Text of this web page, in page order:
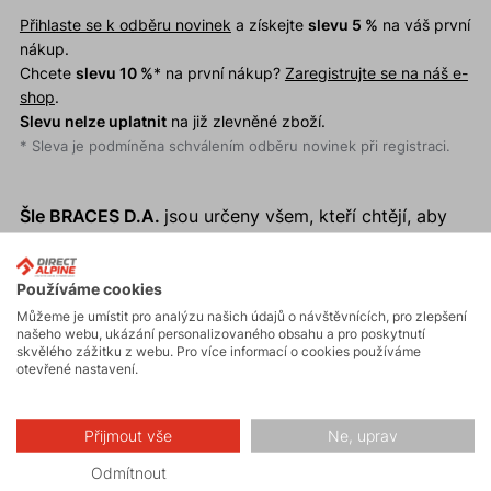
Přihlaste se k odběru novinek a získejte slevu 5 % na váš první
nákup.
Chcete slevu 10 %* na první nákup? Zaregistrujte se na náš e-
shop.
Slevu nelze uplatnitna již zlevněné zboží.
* Sleva je podmíněna schválením odběru novinek při registraci.
Šle BRACES D.A. jsou určeny všem, kteří chtějí, aby
ohledem na maximální pohodlí a funkčnost. Lze je
využít pro všechny kalhoty Direct Alpine s
integrovanými poutky. Už žádné neustálé
popotahování kalhot nebo nepohodlné pásky. Se
den.
Proč si koupit šle Braces D.A.?
Používáme cookies
Můžeme je umístit pro analýzu našich údajů o návštěvnících, pro zlepšení
našeho webu, ukázání personalizovaného obsahu a pro poskytnutí
skvělého zážitku z webu. Pro více informací o cookies používáme
otevřené nastavení.
Přijmout vše Ne, uprav
Odmítnout